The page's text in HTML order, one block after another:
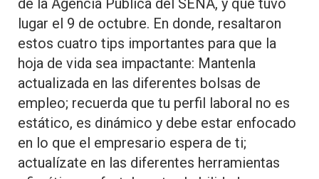
de la Agencia Pública del SENA, y que tuvo
lugar el 9 de octubre. En donde, resaltaron
estos cuatro tips importantes para que la
hoja de vida sea impactante: Mantenla
actualizada en las diferentes bolsas de
empleo; recuerda que tu perfil laboral no es
estático, es dinámico y debe estar enfocado
en lo que el empresario espera de ti;
actualízate en las diferentes herramientas